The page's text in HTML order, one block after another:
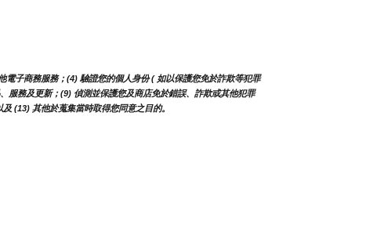
子商務服務；(4) 驗證您的個人身份 ( 如以保護您免於詐欺等犯罪
服務及更新；(9) 偵測並保護您及商店免於錯誤、詐欺或其他犯罪
(13) 其他於蒐集當時取得您同意之目的。